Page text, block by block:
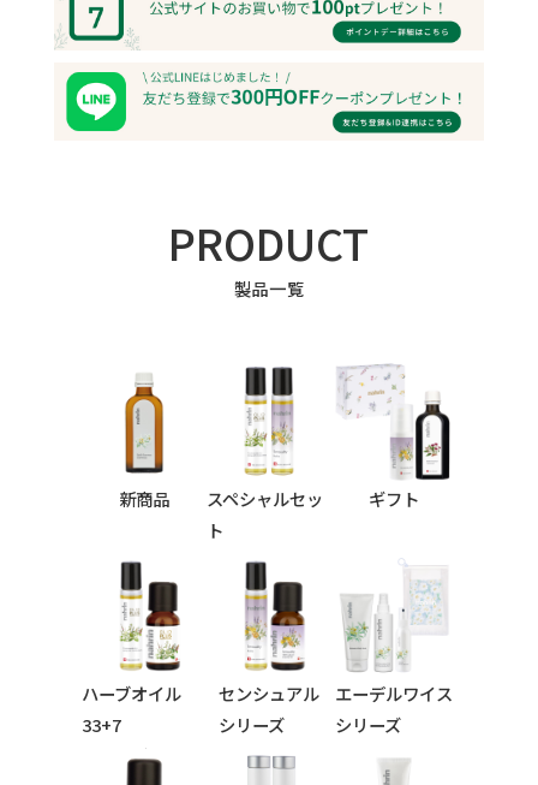
PRODUCT
製品一覧
新商品
スペシャルセッ
ト
ギフト
ハーブオイル
33+7
シリーズ
センシュアル
シリーズ
エーデルワイス
シリーズ